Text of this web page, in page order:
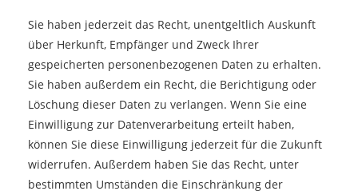
Sie haben jederzeit das Recht, unentgeltlich Auskunft
über Herkunft, Empfänger und Zweck Ihrer
gespeicherten personenbezogenen Daten zu erhalten.
Sie haben außerdem ein Recht, die Berichtigung oder
Löschung dieser Daten zu verlangen. Wenn Sie eine
Einwilligung zur Datenverarbeitung erteilt haben,
können Sie diese Einwilligung jederzeit für die Zukunft
widerrufen. Außerdem haben Sie das Recht, unter
bestimmten Umständen die Einschränkung der